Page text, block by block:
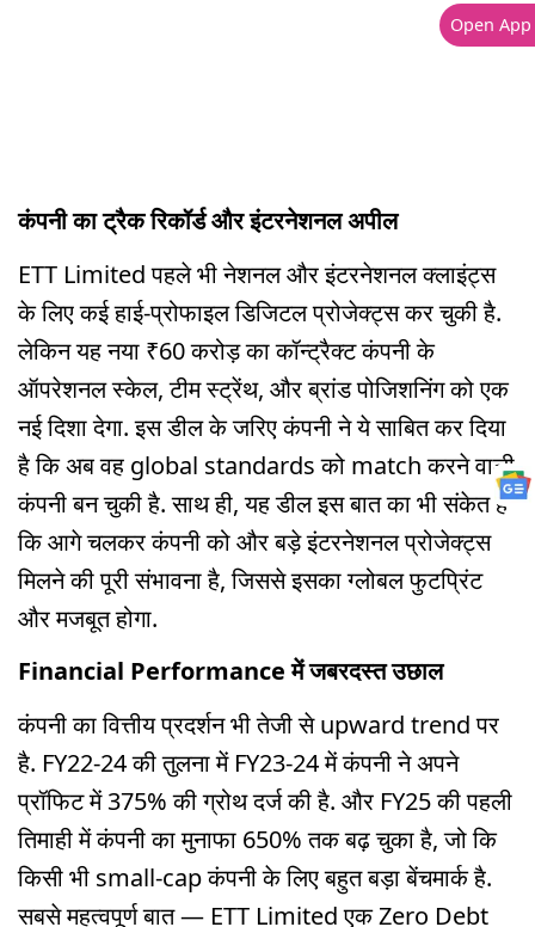
कंपनी का ट्रैक रिकॉर्ड और इंटरनेशनल अपील
ETT Limited पहले भी नेशनल और इंटरनेशनल क्लाइंट्स
के लिए कई हाई-प्रोफाइल डिजिटल प्रोजेक्ट्स कर चुकी है.
लेकिन यह नया ₹60 करोड़ का कॉन्ट्रैक्ट कंपनी के
ऑपरेशनल स्केल, टीम स्ट्रेंथ, और ब्रांड पोजिशनिंग को एक
नई दिशा देगा. इस डील के जरिए कंपनी ने ये साबित कर दिया
है कि अब वह global standards को match करने वाली
कंपनी बन चुकी है. साथ ही, यह डील इस बात का भी संकेत है
कि आगे चलकर कंपनी को और बड़े इंटरनेशनल प्रोजेक्ट्स
मिलने की पूरी संभावना है, जिससे इसका ग्लोबल फुटप्रिंट
और मजबूत होगा.
Financial Performance में जबरदस्त उछाल
कंपनी का वित्तीय प्रदर्शन भी तेजी से upward trend पर
है. FY22-24 की तुलना में FY23-24 में कंपनी ने अपने
प्रॉफिट में 375% की ग्रोथ दर्ज की है. और FY25 की पहली
तिमाही में कंपनी का मुनाफा 650% तक बढ़ चुका है, जो कि
किसी भी small-cap कंपनी के लिए बहुत बड़ा बेंचमार्क है.
सबसे महत्वपूर्ण बात — ETT Limited एक Zero Debt
Open App